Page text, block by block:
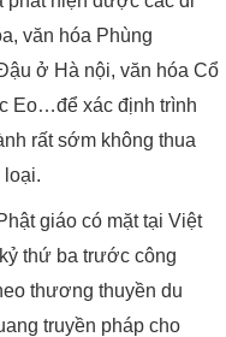
văn hóa Phùng
ở Hà nội, văn hóa Cổ
Eo…để xác định trình
rất sớm không thua
loại.
giáo có mặt tại Việt
thứ ba trước công
thương thuyền du
truyền pháp cho